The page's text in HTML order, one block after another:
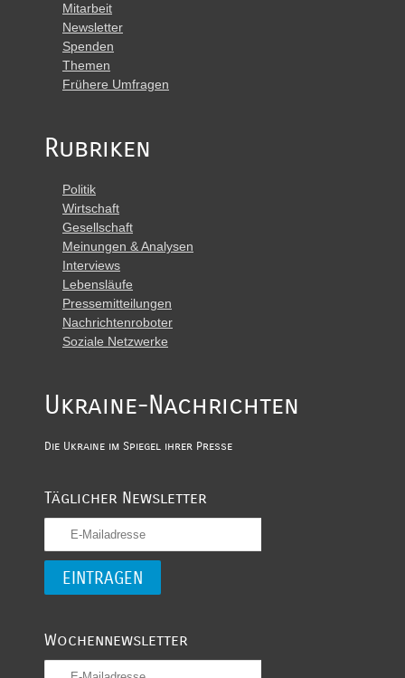
Mitarbeit
Newsletter
Spenden
Themen
Frühere Umfragen
Rubriken
Politik
Wirtschaft
Gesellschaft
Meinungen & Analysen
Interviews
Lebensläufe
Pressemitteilungen
Nachrichtenroboter
Soziale Netzwerke
Ukraine-Nachrichten
Die Ukraine im Spiegel ihrer Presse
Täglicher Newsletter
Wochennewsletter